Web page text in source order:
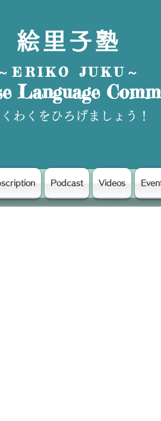
絵里子塾
ERIKO JUKU～
Language
わくをひろげましょう！
Podcast Videos